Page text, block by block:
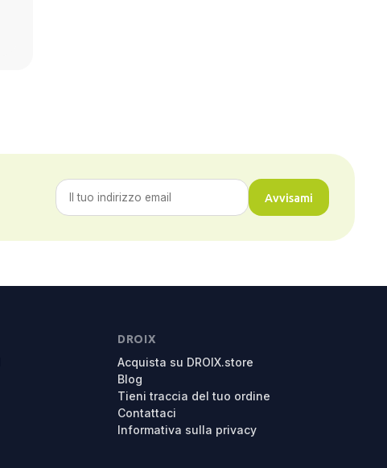
Avvisami
DROIX
Acquista su DROIX.store
Blog
Tieni traccia del tuo ordine
Contattaci
Informativa sulla privacy